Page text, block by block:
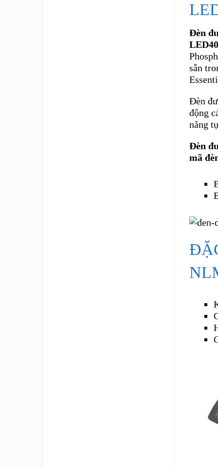
Đèn
sẵn
Đèn
động
năng
Đèn
mã